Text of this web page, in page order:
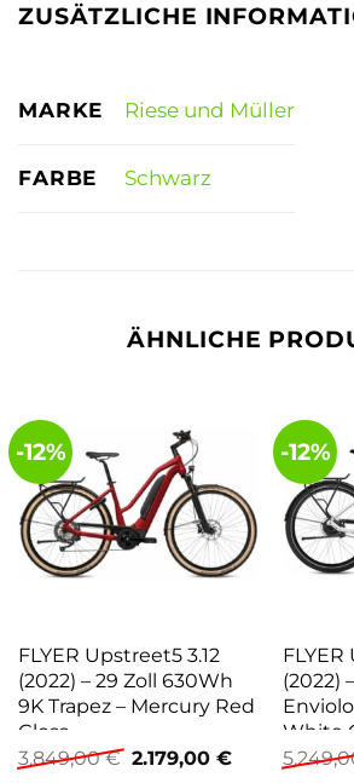
ZUSÄTZLICHE
MARKE Riese und Müller
FARBE Schwarz
ÄHNLICHE
-12%
FLYER Upstreet5 3.12
(2022) – 29 Zoll 630Wh
9K Trapez – Mercury Red
Gloss
3.849,00€ Ursprünglicher
2.179,00 €Aktueller
-12%
(2022)
White